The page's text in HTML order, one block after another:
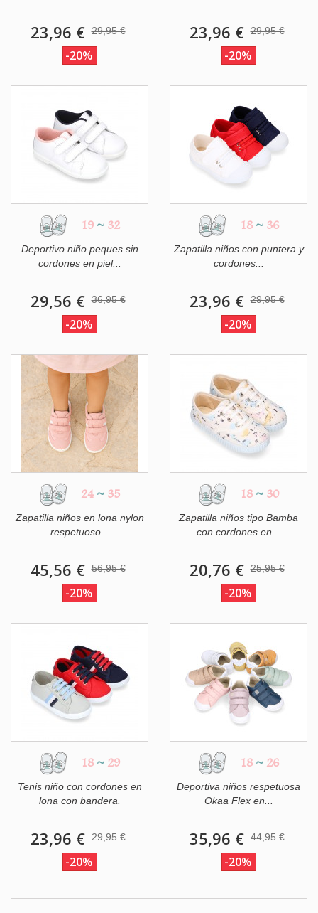
23,96 € 29,95 €
-20%
23,96 € 29,95 €
-20%
19 ~ 32
Deportivo niño peques sin
cordones en piel...
29,56 € 36,95 €
-20%
18 ~ 36
Zapatilla niños con puntera y
cordones...
23,96 € 29,95 €
-20%
24 ~ 35
Zapatilla niños en lona nylon
respetuoso...
45,56 € 56,95 €
-20%
18 ~ 30
Zapatilla niños tipo Bamba
con cordones en...
20,76 € 25,95 €
-20%
18 ~ 29
Tenis niño con cordones en
lona con bandera.
23,96 € 29,95 €
-20%
18 ~ 26
Deportiva niños respetuosa
Okaa Flex en...
35,96 € 44,95 €
-20%